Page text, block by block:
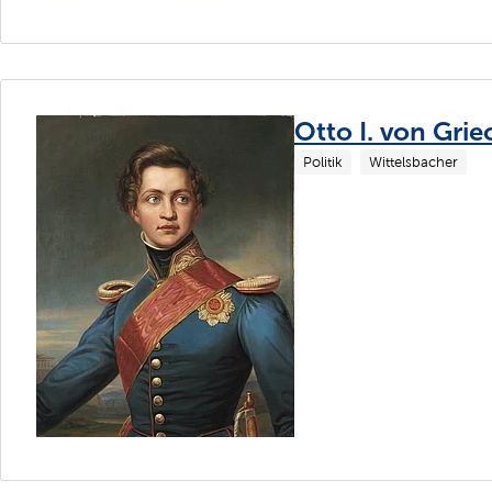
Otto I. von
Politik Wittelsbacher